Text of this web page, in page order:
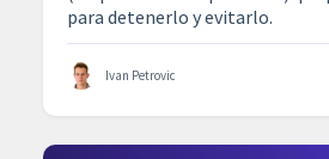
para detenerlo y evitarlo.
Ivan Petrovic